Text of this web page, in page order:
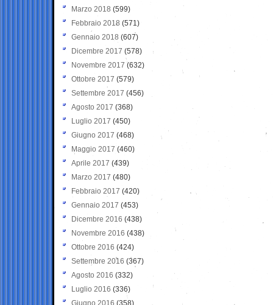
Marzo 2018 (599)
Febbraio 2018 (571)
Gennaio 2018 (607)
Dicembre 2017 (578)
Novembre 2017 (632)
Ottobre 2017 (579)
Settembre 2017 (456)
Agosto 2017 (368)
Luglio 2017 (450)
Giugno 2017 (468)
Maggio 2017 (460)
Aprile 2017 (439)
Marzo 2017 (480)
Febbraio 2017 (420)
Gennaio 2017 (453)
Dicembre 2016 (438)
Novembre 2016 (438)
Ottobre 2016 (424)
Settembre 2016 (367)
Agosto 2016 (332)
Luglio 2016 (336)
Giugno 2016 (358)